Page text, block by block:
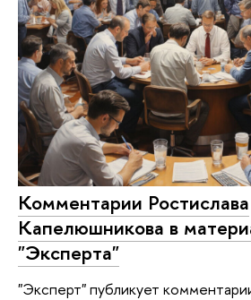
Комментарии Ростислава
Капелюшникова в
"Эксперта"
"Эксперт" публикует